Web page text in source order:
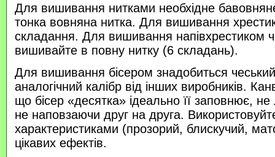
Для вишивання нитками необхідне
тонка вовняна нитка. Для вишивання
складання. Для вишивання напівхрестиком
вишивайте в повну нитку (6 складань).
Для вишивання бісером знадобиться
аналогічний калібр від інших виробників.
що бісер «десятка» ідеально її заповнює,
не наповзаючи друг на друга.
характеристиками (прозорий, блискучий,
цікавих ефектів.